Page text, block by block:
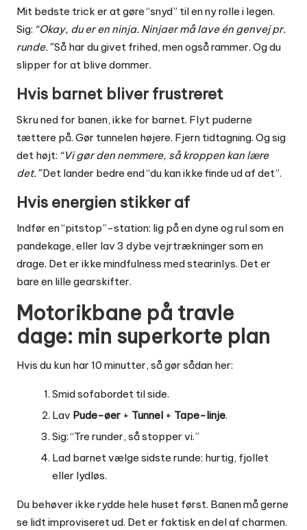
Mit bedste trick er at gøre “snyd” til en ny rolle i legen.
Sig: “Okay, du er en ninja. Ninjaer må lave én genvej pr.
runde.”Så har du givet frihed, men også rammer. Og du
slipper for at blive dommer.
Hvis barnet bliver frustreret
Skru ned for banen, ikke for barnet. Flyt puderne
tættere på. Gør tunnelen højere. Fjern tidtagning. Og sig
det højt: “Vi gør den nemmere, så kroppen kan lære
det.”Det lander bedre end “du kan ikke finde ud af det”.
Hvis energien stikker af
Indfør en “pitstop”-station: lig på en dyne og rul som en
pandekage, eller lav 3 dybe vejrtrækninger som en
drage. Det er ikke mindfulness med stearinlys. Det er
bare en lille gearskifter.
Motorikbane på travle
dage: min superkorte plan
Hvis du kun har 10 minutter, så gør sådan her:
Smid sofabordet til side.
Lav Pude-øer + Tunnel + Tape-linje.
Sig: “Tre runder, så stopper vi.”
Lad barnet vælge sidste runde: hurtig, fjollet
eller lydløs.
Du behøver ikke rydde hele huset først. Banen må gerne
se lidt improviseret ud. Det er faktisk en del af charmen.